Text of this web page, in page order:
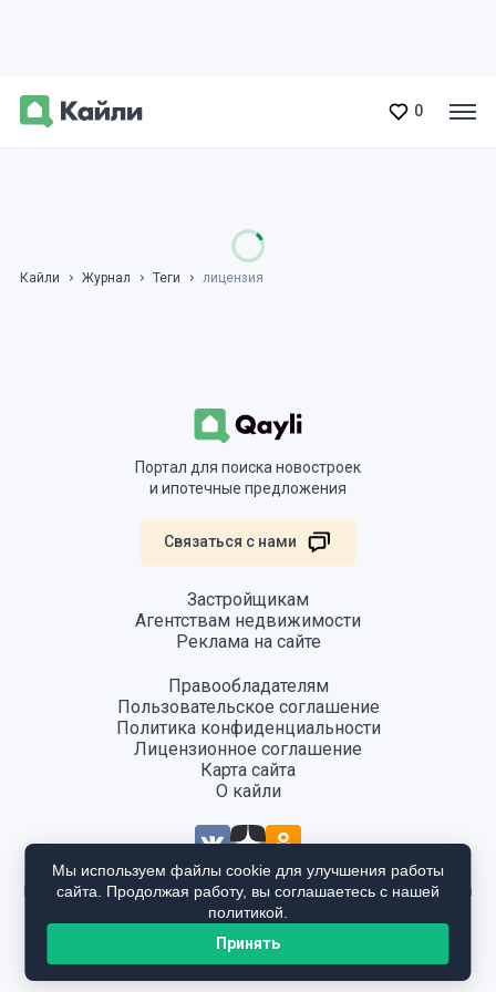
0
Кайли Журнал Теги лицензия
Портал для поиска новостроек
и ипотечные предложения
Связаться с нами
Застройщикам
Агентствам недвижимости
Реклама на сайте
Правообладателям
Пользовательское соглашение
Политика конфиденциальности
Лицензионное соглашение
Карта сайта
О кайли
Информация, размещенная на сайте, не является публичной офертой
и предоставляется в ознакомительных целях. Для получения
подробной информации общайтесь в отдел продаж застройщика.
Мы используем файлы cookie для улучшения работы
сайта. Продолжая работу, вы соглашаетесь с нашей
политикой.
Принять